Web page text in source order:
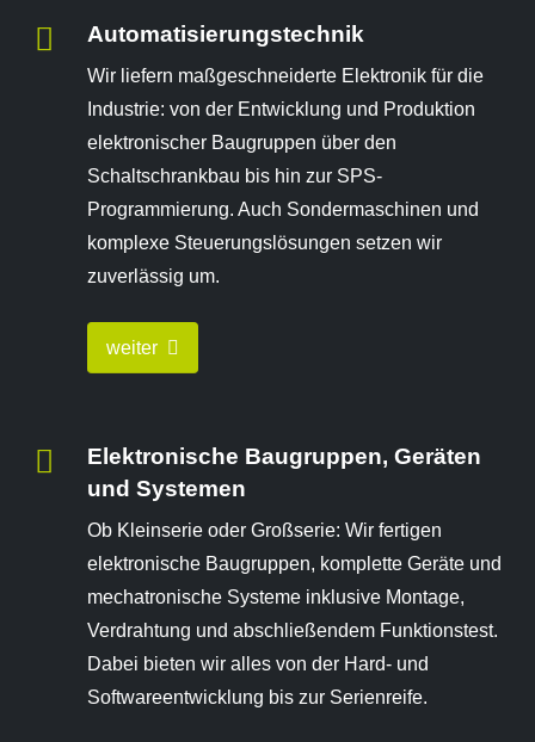
Automatisierungstechnik
Wir liefern maßgeschneiderte Elektronik für die
Industrie: von der Entwicklung und Produktion
elektronischer Baugruppen über den
Schaltschrankbau bis hin zur SPS-
Programmierung. Auch Sondermaschinen und
komplexe Steuerungslösungen setzen wir
zuverlässig um.
weiter
Elektronische Baugruppen, Geräten
und Systemen
Ob Kleinserie oder Großserie: Wir fertigen
elektronische Baugruppen, komplette Geräte und
mechatronische Systeme inklusive Montage,
Verdrahtung und abschließendem Funktionstest.
Dabei bieten wir alles von der Hard- und
Softwareentwicklung bis zur Serienreife.